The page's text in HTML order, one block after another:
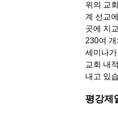
위의 교
계 선교
곳에 지
230여
세미나
교회 내
내고 있
평강제